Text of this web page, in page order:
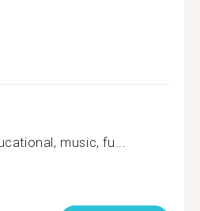
music, fu...